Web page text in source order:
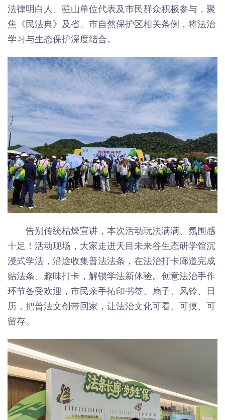
法律明白人、驻山单位代表及市民群众积极参与，聚
焦《民法典》及省、市自然保护区相关条例，将法治
学习与生态保护深度结合。
告别传统枯燥宣讲，本次活动玩法满满、氛围感
十足！活动现场，大家走进天目未来谷生态研学馆沉
浸式学法，沿途收集普法法条，在法治打卡廊道完成
贴法条、趣味打卡，解锁学法新体验。创意法治手作
环节备受欢迎，市民亲手拓印书签、扇子、风铃、日
历，把普法文创带回家，让法治文化可看、可摸、可
留存。